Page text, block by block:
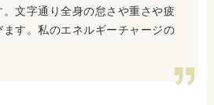
文字通り全身の怠さや重さや疲
す。私のエネルギーチャージの